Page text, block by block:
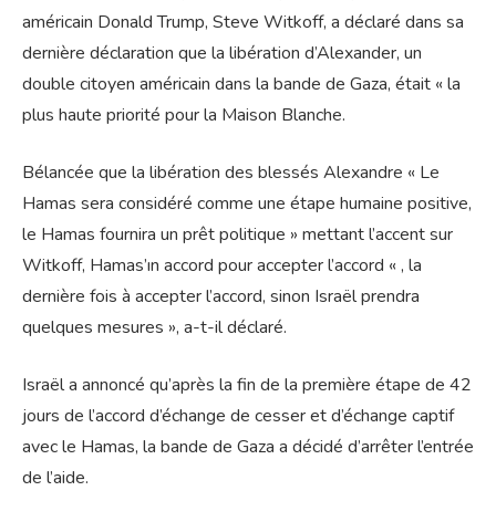
américain Donald Trump, Steve Witkoff, a déclaré dans sa
dernière déclaration que la libération d’Alexander, un
double citoyen américain dans la bande de Gaza, était « la
plus haute priorité pour la Maison Blanche.
Bélancée que la libération des blessés Alexandre « Le
Hamas sera considéré comme une étape humaine positive,
le Hamas fournira un prêt politique » mettant l’accent sur
Witkoff, Hamas’ın accord pour accepter l’accord « , la
dernière fois à accepter l’accord, sinon Israël prendra
quelques mesures », a-t-il déclaré.
Israël a annoncé qu’après la fin de la première étape de 42
jours de l’accord d’échange de cesser et d’échange captif
avec le Hamas, la bande de Gaza a décidé d’arrêter l’entrée
de l’aide.